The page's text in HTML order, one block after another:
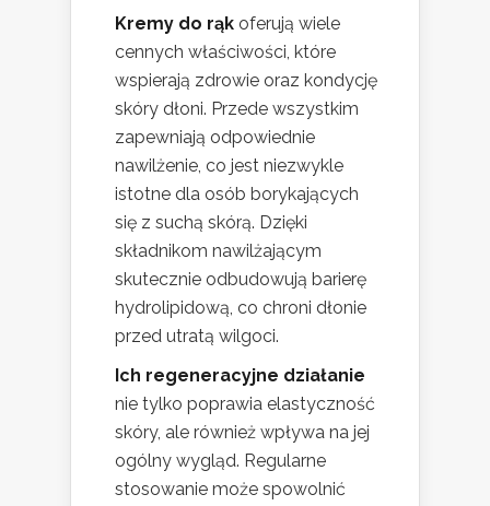
Kremy do rąk oferują wiele
cennych właściwości, które
wspierają zdrowie oraz kondycję
skóry dłoni. Przede wszystkim
zapewniają odpowiednie
nawilżenie, co jest niezwykle
istotne dla osób borykających
się z suchą skórą. Dzięki
składnikom nawilżającym
skutecznie odbudowują barierę
hydrolipidową, co chroni dłonie
przed utratą wilgoci.
Ich regeneracyjne działanie
nie tylko poprawia elastyczność
skóry, ale również wpływa na jej
ogólny wygląd. Regularne
stosowanie może spowolnić